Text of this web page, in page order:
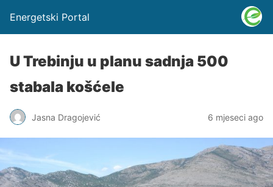
Energetski Portal
U Trebinju u planu sadnja 500
stabala košćele
Jasna Dragojević 6 mjeseci ago